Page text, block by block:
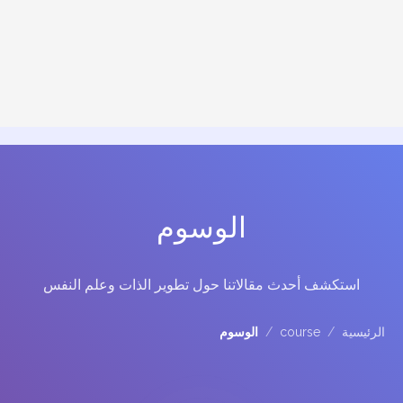
الوسوم
استكشف أحدث مقالاتنا حول تطوير الذات وعلم النفس
الرئيسية /
course
/ الوسوم